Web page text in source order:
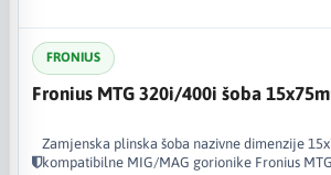
FRONIUS
Fronius MTG 320i/400i šoba
Zamjenska plinska šoba nazivne dimenzije
kompatibilne MIG/MAG gorionike Fronius